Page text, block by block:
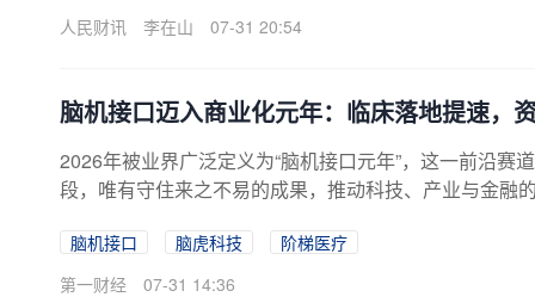
人民财讯
李在山 07-31 20:54
脑机接口迈入商业化元年：临床落地提速，
2026年被业界广泛定义为“脑机接口元年”，这一前沿
段，唯有守住来之不易的成果，推动科技、产业与金融
脑机接口 脑虎科技
阶梯医疗
第一财经
07-31 14:36